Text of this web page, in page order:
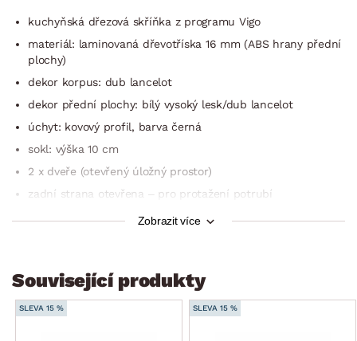
kuchyňská dřezová skříňka z programu Vigo
materiál: laminovaná dřevotříska 16 mm (ABS hrany přední
plochy)
dekor korpus: dub lancelot
dekor přední plochy: bílý vysoký lesk/dub lancelot
úchyt: kovový profil, barva černá
sokl: výška 10 cm
2 x dveře (otevřený úložný prostor)
zadní strana otevřena – pro protažení potrubí
nezahrnuje pracovní deskuZobrazit více
Související produkty
SLEVA 15 % SLEVA 15 %